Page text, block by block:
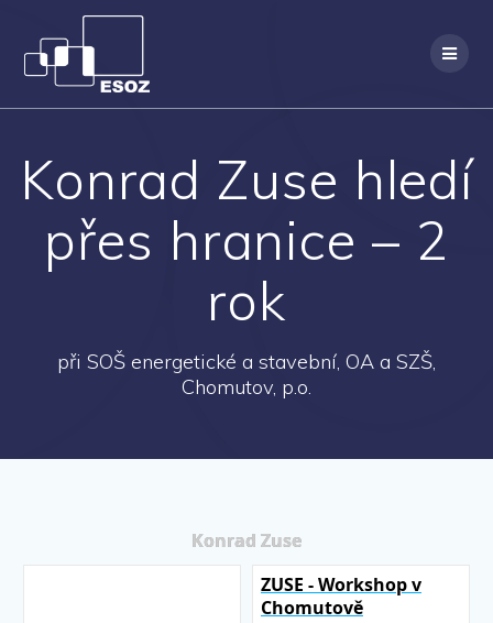
Konrad Zuse hledí
přes hranice – 2
rok
při SOŠ energetické a stavební, OA a SZŠ,
Chomutov, p.o.
Konrad Zuse
ZUSE - Workshop v
Chomutově